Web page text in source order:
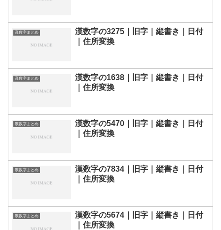
漢数字まとめ
漢数字の3275｜旧字｜縦書き｜日付
｜住所変換
漢数字まとめ
漢数字の1638｜旧字｜縦書き｜日付
｜住所変換
漢数字まとめ
漢数字の5470｜旧字｜縦書き｜日付
｜住所変換
漢数字まとめ
漢数字の7834｜旧字｜縦書き｜日付
｜住所変換
漢数字まとめ
漢数字の5674｜旧字｜縦書き｜日付
｜住所変換